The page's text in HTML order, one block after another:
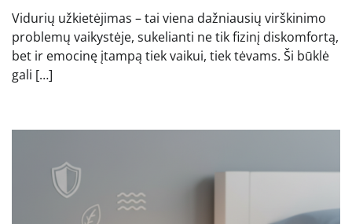
Vidurių užkietėjimas – tai viena dažniausių virškinimo
problemų vaikystėje, sukelianti ne tik fizinį diskomfortą,
bet ir emocinę įtampą tiek vaikui, tiek tėvams. Ši būklė
gali […]